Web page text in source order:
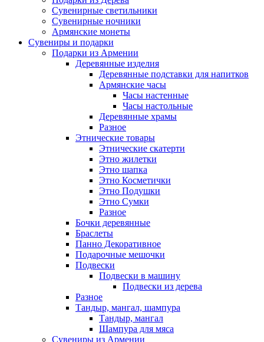
Сувенирные светильники
Сувенирные ночники
Армянские монеты
Сувениры и подарки
Подарки из Армении
Деревянные изделия
Деревянные подставки для напитков
Армянские часы
Часы настенные
Часы настольные
Деревянные храмы
Разное
Этнические товары
Этнические скатерти
Этно жилетки
Этно шапка
Этно Косметички
Этно Подушки
Этно Сумки
Разное
Бочки деревянные
Браслеты
Панно Декоративное
Подарочные мешочки
Подвески
Подвески в машину
Подвески из дерева
Разное
Тандыр, мангал, шампура
Тандыр, мангал
Шампура для мяса
Сувениры из Армении